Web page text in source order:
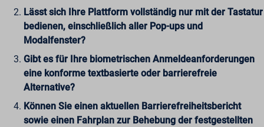
Lässt sich Ihre Plattform vollständig nur mit der Tastatur
bedienen, einschließlich aller Pop-ups und
Modalfenster?
Gibt es für Ihre biometrischen Anmeldeanforderungen
eine konforme textbasierte oder barrierefreie
Alternative?
Können Sie einen aktuellen Barrierefreiheitsbericht
sowie einen Fahrplan zur Behebung der festgestellten